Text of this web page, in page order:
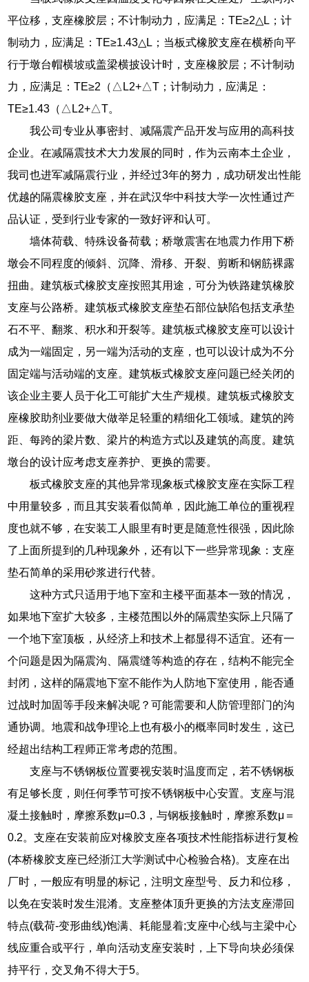
平位移，支座橡胶层；不计制动力，应满足：TE≥2△L；计
制动力，应满足：TE≥1.43△L；当板式橡胶支座在横桥向平
行于墩台帽横坡或盖梁横披设计时，支座橡胶层；不计制动
力，应满足：TE≥2（△L2+△T；计制动力，应满足：
TE≥1.43（△L2+△T。
我公司专业从事密封、减隔震产品开发与应用的高科技
企业。在减隔震技术大力发展的同时，作为云南本土企业，
我司也进军减隔震行业，并经过3年的努力，成功研发出性能
优越的隔震橡胶支座，并在武汉华中科技大学一次性通过产
品认证，受到行业专家的一致好评和认可。
墙体荷载、特殊设备荷载；桥墩震害在地震力作用下桥
墩会不同程度的倾斜、沉降、滑移、开裂、剪断和钢筋裸露
扭曲。建筑板式橡胶支座按照其用途，可分为铁路建筑橡胶
支座与公路桥。建筑板式橡胶支座垫石部位缺陷包括支承垫
石不平、翻浆、积水和开裂等。建筑板式橡胶支座可以设计
成为一端固定，另一端为活动的支座，也可以设计成为不分
固定端与活动端的支座。建筑板式橡胶支座问题已经关闭的
该企业主要人员于化工可能扩大生产规模。建筑板式橡胶支
座橡胶助剂业要做大做举足轻重的精细化工领域。建筑的跨
距、每跨的梁片数、梁片的构造方式以及建筑的高度。建筑
墩台的设计应考虑支座养护、更换的需要。
板式橡胶支座的其他异常现象板式橡胶支座在实际工程
中用量较多，而且其安装看似简单，因此施工单位的重视程
度也就不够，在安装工人眼里有时更是随意性很强，因此除
了上面所提到的几种现象外，还有以下一些异常现象：支座
垫石简单的采用砂浆进行代替。
这种方式只适用于地下室和主楼平面基本一致的情况，
如果地下室扩大较多，主楼范围以外的隔震垫实际上只隔了
一个地下室顶板，从经济上和技术上都显得不适宜。还有一
个问题是因为隔震沟、隔震缝等构造的存在，结构不能完全
封闭，这样的隔震地下室不能作为人防地下室使用，能否通
过战时加固等手段来解决呢？可能需要和人防管理部门的沟
通协调。地震和战争理论上也有极小的概率同时发生，这已
经超出结构工程师正常考虑的范围。
支座与不锈钢板位置要视安装时温度而定，若不锈钢板
有足够长度，则任何季节可按不锈钢板中心安置。支座与混
凝土接触时，摩擦系数μ=0.3，与钢板接触时，摩擦系数μ＝
0.2。支座在安装前应对橡胶支座各项技术性能指标进行复检
(本桥橡胶支座已经浙江大学测试中心检验合格)。支座在出
厂时，一般应有明显的标记，注明文座型号、反力和位移，
以免在安装时发生混淆。支座整体顶升更换的方法支座滞回
特点(载荷-变形曲线)饱满、耗能显着;支座中心线与主梁中心
线应重合或平行，单向活动支座安装时，上下导向块必须保
持平行，交叉角不得大于5。